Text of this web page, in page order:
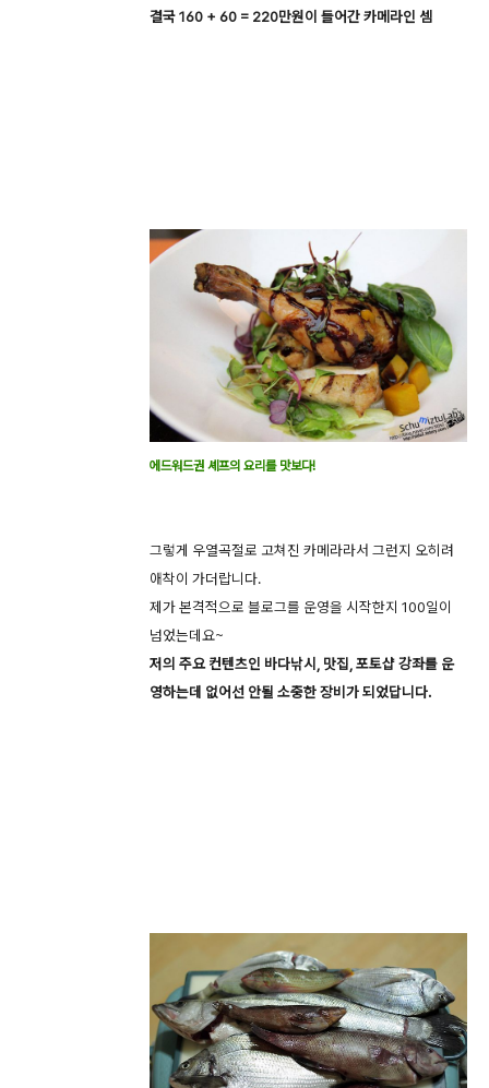
결국 160 + 60 = 220만원이 들어간 카메라인 셈
에드워드권 셰프의 요리를 맛보다!
그렇게 우열곡절로 고쳐진 카메라라서 그런지 오히려
애착이 가더랍니다.
제가 본격적으로 블로그를 운영을 시작한지 100일이
넘었는데요~
저의 주요 컨텐츠인 바다낚시, 맛집, 포토샵 강좌를 운
영하는데 없어선 안될 소중한 장비가 되었답니다.